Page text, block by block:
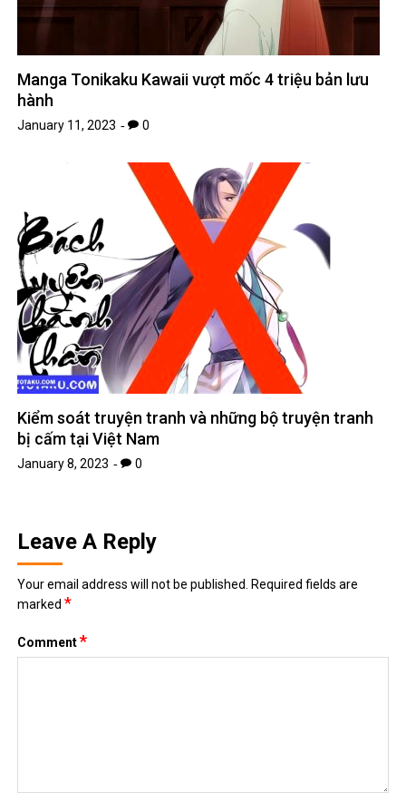
Manga Tonikaku Kawaii vượt mốc 4 triệu bản lưu
hành
January 11, 2023 0
Kiểm soát truyện tranh và những bộ truyện tranh
bị cấm tại Việt Nam
January 8, 2023 0
Leave A Reply
Your email address will not be published.
Required fields are
marked*
Comment*